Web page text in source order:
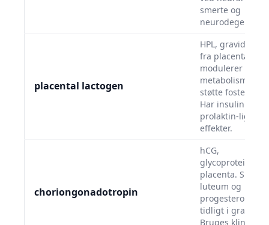
smerte og
placental lactogen
HPL,
fra placenta, der
modulerer
metabolisme for
støtte fosterets
Har
prolaktin-
effekter.
choriongonadotropin
hCG,
placenta. Sikrer
luteum og
tidligt i
Bruges klinisk til